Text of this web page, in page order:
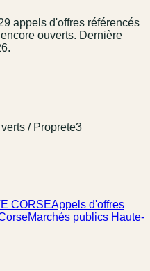
appel s d'offres référencés
ouverts. Dernière
/ Proprete3
CORSEAppels d'offres
Marchés publics Haute-